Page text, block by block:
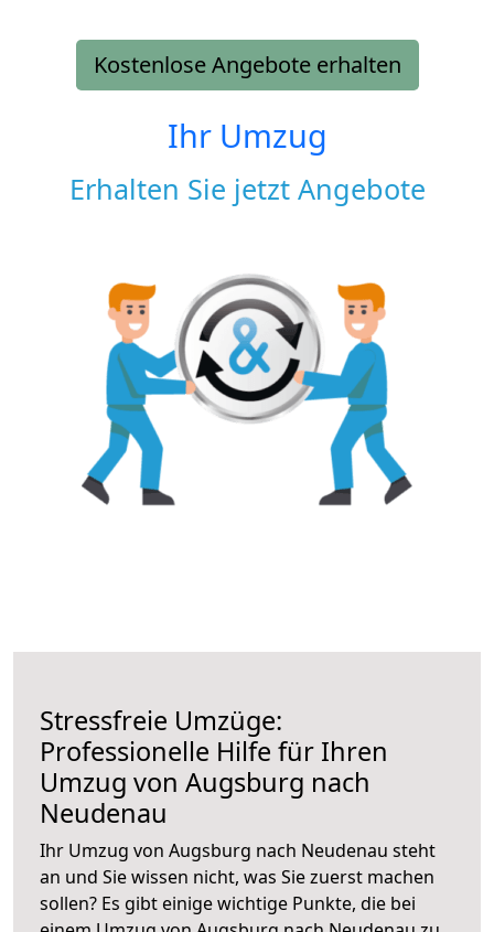
Kostenlose Angebote erhalten
Ihr Umzug
Erhalten Sie jetzt Angebote
Stressfreie Umzüge:
Professionelle Hilfe für Ihren
Umzug von Augsburg nach
Neudenau
Ihr Umzug von Augsburg nach Neudenau steht
an und Sie wissen nicht, was Sie zuerst machen
sollen? Es gibt einige wichtige Punkte, die bei